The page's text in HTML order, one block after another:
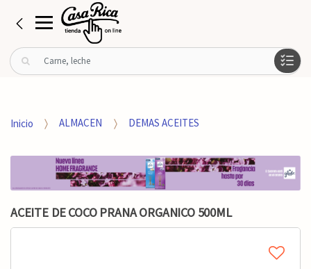
B
u
r
o
Inicio ALMACEN DEMAS ACEITES
ACEITE DE COCO PRANA ORGANICO 500ML